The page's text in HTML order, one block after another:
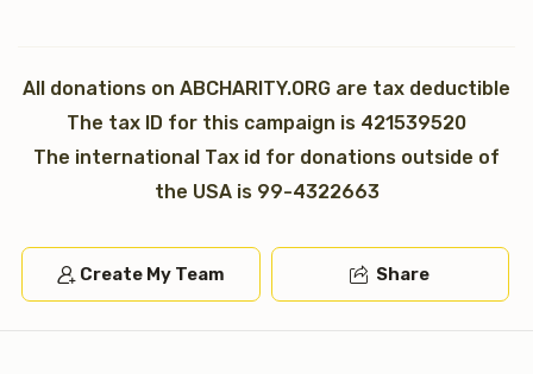
1 year ago $200.00
All donations on ABCHARITY.ORG are tax deductible
The tax ID for this campaign is 421539520
The international Tax id for donations outside of
the USA is 99-4322663
Create My Team Share